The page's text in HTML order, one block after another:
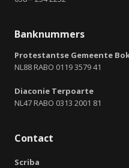
Banknummers
Protestantse Gemeente
NL88 RABO 0119 3579 41
Diaconie Terpoarte
NL47 RABO 0313 2001 81
Contact
Scriba